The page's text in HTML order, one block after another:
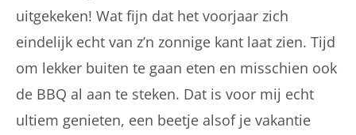
uitgekeken! Wat fijn dat het voorjaar zich
eindelijk echt van z’n zonnige kant laat zien. Tijd
om lekker buiten te gaan eten en misschien ook
de BBQ al aan te steken. Dat is voor mij echt
ultiem genieten, een beetje alsof je vakantie